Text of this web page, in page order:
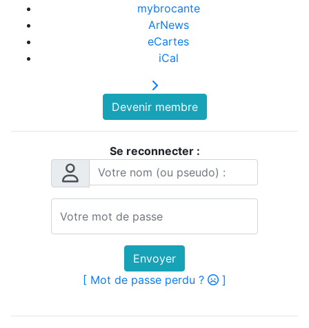
mybrocante
ArNews
eCartes
iCal
Devenir membre
Se reconnecter :
Envoyer
[ Mot de passe perdu ?
]